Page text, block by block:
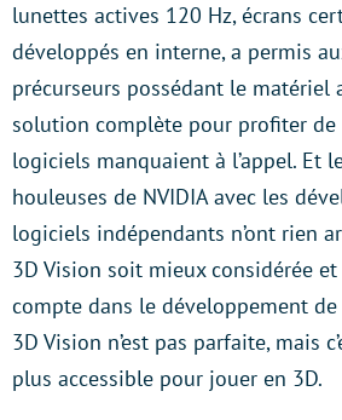
lunettes actives 120 Hz, écrans
développés en interne, a permis
précurseurs possédant le matériel
solution complète pour profiter de
logiciels manquaient à l’appel. Et
houleuses de NVIDIA avec les
logiciels indépendants n’ont rien
3D Vision soit mieux considérée
compte dans le développement de
3D Vision n’est pas parfaite, mais
plus accessible pour jouer en 3D.